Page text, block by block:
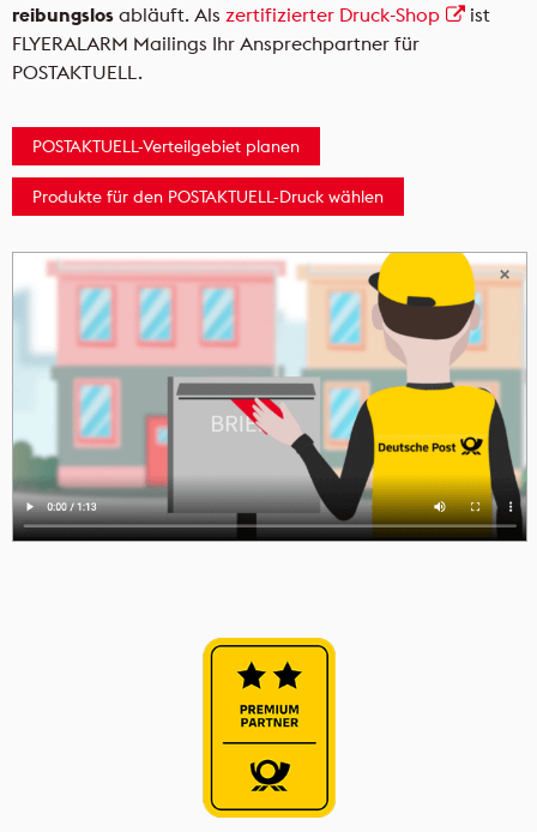
reibungslos abläuft. Als zertifizierter Druck-Shop
ist
FLYERALARM Mailings Ihr Ansprechpartner für
POSTAKTUELL.
POSTAKTUELL-Verteilgebiet planen
Produkte für den POSTAKTUELL-Druck wählen